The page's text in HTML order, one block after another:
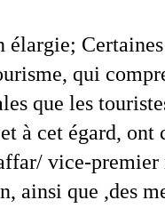
qui
que les
à cet égard, ont
vice-
ainsi que ,des